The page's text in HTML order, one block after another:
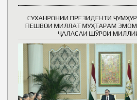
СУХАНРОНИИ ПРЕЗИДЕНТИ
ПЕШВОИ МИЛЛАТ МУҲТАРАМ
ҶАЛАСАИ ШӮРОИ